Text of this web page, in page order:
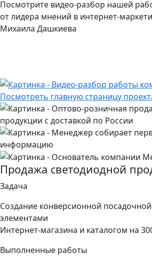
Посмотрите видео-разбор нашей
от лидера мнений в интернет-
Михаила Дашкиева
Посмотреть главную страницу
Продажа светодиодной
Задача
Создание конверсионной
элементами
Интернет-магазина и каталогом на
Выполненные работы